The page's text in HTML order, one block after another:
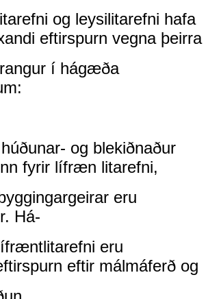
og leysilitarefni hafa
eftirspurn vegna þeirra
í hágæða
og blekiðnaður
fyrir lífræn litarefni,
eru
Há-
litarefni eru
eftir málmáferð og